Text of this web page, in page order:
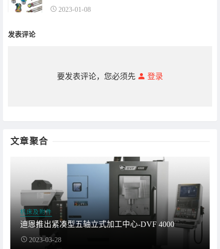
2023-01-08
发表评论
要发表评论，您必须先 登录
文章聚合
机床及附件
迪恩推出紧凑型五轴立式加工中心-DVF 4000
2023-03-28